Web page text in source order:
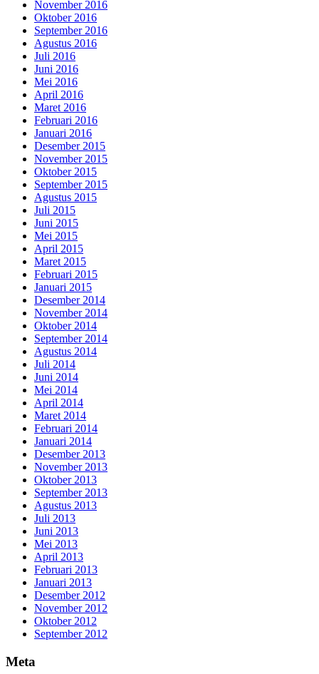
November 2016
Oktober 2016
September 2016
Agustus 2016
Juli 2016
Juni 2016
Mei 2016
April 2016
Maret 2016
Februari 2016
Januari 2016
Desember 2015
November 2015
Oktober 2015
September 2015
Agustus 2015
Juli 2015
Juni 2015
Mei 2015
April 2015
Maret 2015
Februari 2015
Januari 2015
Desember 2014
November 2014
Oktober 2014
September 2014
Agustus 2014
Juli 2014
Juni 2014
Mei 2014
April 2014
Maret 2014
Februari 2014
Januari 2014
Desember 2013
November 2013
Oktober 2013
September 2013
Agustus 2013
Juli 2013
Juni 2013
Mei 2013
April 2013
Februari 2013
Januari 2013
Desember 2012
November 2012
Oktober 2012
September 2012
Meta